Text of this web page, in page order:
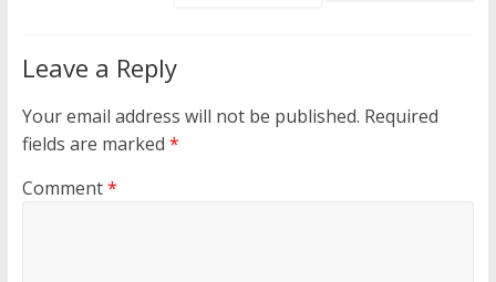
Leave a Reply
Your email address will not be published. Required
fields are marked *
Comment*